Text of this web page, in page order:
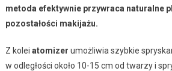
metoda efektywnie przywraca naturalne
pozostałości makijażu.
Z kolei atomizer umożliwia szybkie
w odległości około 10-15 cm od twarzy i